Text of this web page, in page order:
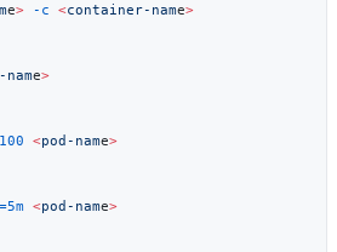
e> -c <container-name
name
<pod-name
<pod-name